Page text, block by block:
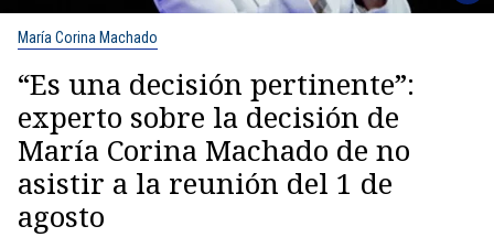
María Corina Machado
“Es una decisión pertinente”:
experto sobre la decisión de
María Corina Machado de no
asistir a la reunión del 1 de
agosto